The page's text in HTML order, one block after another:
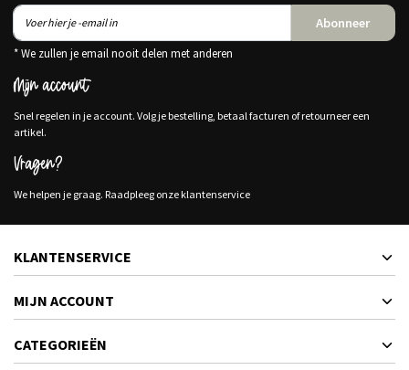
Abonneer
* We zullen je email nooit delen met anderen
Mijn account
Snel regelen in je account. Volg je bestelling, betaal facturen of retourneer een
artikel.
Vragen?
We helpen je graag. Raadpleeg onze klantenservice
KLANTENSERVICE
MIJN ACCOUNT
CATEGORIEËN